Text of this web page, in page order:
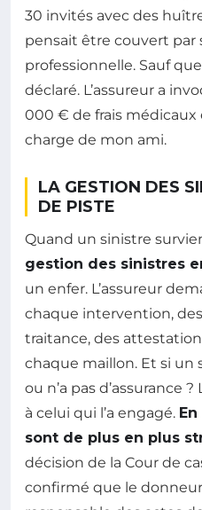
30 invités avec des
pensait être couvert par
professionnelle. Sauf
déclaré. L’assureur a
000 € de frais médicaux
charge de mon ami.
LA GESTION DES
DE PISTE
Quand un sinistre
gestion des sinistres
un enfer. L’assureur
chaque intervention,
traitance, des
chaque maillon. Et si un
ou n’a pas d’assurance
à celui qui l’a engagé.
sont de plus en plus
décision de la Cour de
confirmé que le donneur